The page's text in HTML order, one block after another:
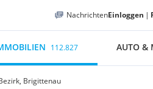
NachrichtenEinloggen |
112.827 AUTO &
Brigittenau